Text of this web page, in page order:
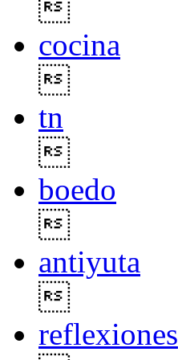
cocina
tn
boedo
antiyuta
reflexiones